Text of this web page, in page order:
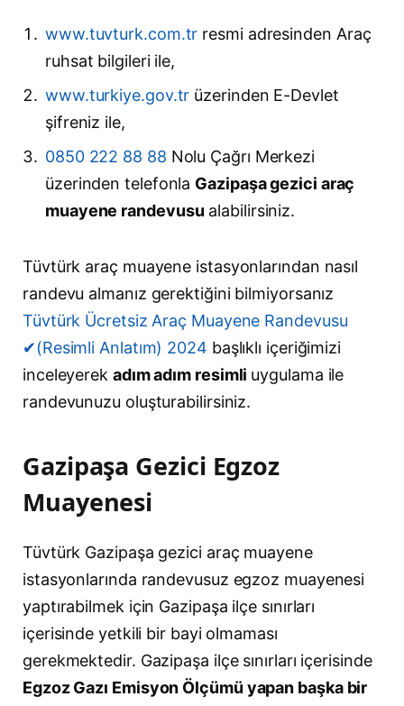
www.tuvturk.com.tr resmi adresinden Araç
ruhsat bilgileri ile,
www.turkiye.gov.tr üzerinden E-Devlet
şifreniz ile,
0850 222 88 88 Nolu Çağrı Merkezi
üzerinden telefonla Gazipaşa gezici araç
muayene randevusu alabilirsiniz.
Tüvtürk araç muayene istasyonlarından nasıl
randevu almanız gerektiğini bilmiyorsanız
Tüvtürk Ücretsiz Araç Muayene Randevusu
✔(Resimli Anlatım) 2024 başlıklı içeriğimizi
inceleyerek adım adım resimli uygulama ile
randevunuzu oluşturabilirsiniz.
Gazipaşa Gezici Egzoz
Muayenesi
Tüvtürk Gazipaşa gezici araç muayene
istasyonlarında randevusuz egzoz muayenesi
yaptırabilmek için Gazipaşa ilçe sınırları
içerisinde yetkili bir bayi olmaması
gerekmektedir. Gazipaşa ilçe sınırları içerisinde
Egzoz Gazı Emisyon Ölçümü yapan başka bir